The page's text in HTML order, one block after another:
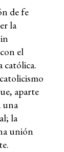
de fe
la
el
católica.
aparte
una
la
unión